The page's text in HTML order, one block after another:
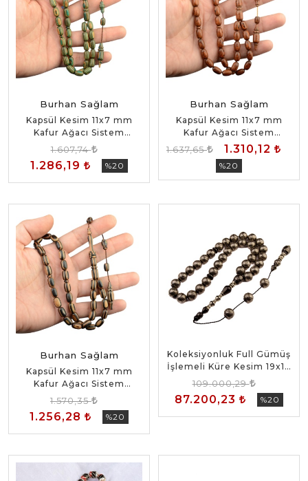
Burhan Sağlam
Kapsül Kesim 11x7 mm
Kafur Ağacı Sistem
Püsküllü Tesbih
1.607,74
1.286,19 %20
Burhan Sağlam
Kapsül Kesim 11x7 mm
Kafur Ağacı Sistem
Püsküllü Tesbih
1.637,65 1.310,12
%20
Burhan Sağlam
Kapsül Kesim 11x7 mm
Kafur Ağacı Sistem
Püsküllü Tesbih
1.570,35
1.256,28 %20
Koleksiyonluk Full Gümüş
İşlemeli Küre Kesim 19x19
mm Ateş Kehribarı Tesbih
109.000,29
87.200,23 %20